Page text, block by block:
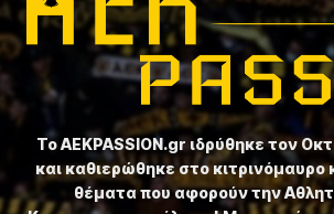
Το ⁦AEKPASSION.gr⁩ ιδρύθηκε τον
και καθιερώθηκε στο κιτρινόμαυρο
θέματα που αφορούν την